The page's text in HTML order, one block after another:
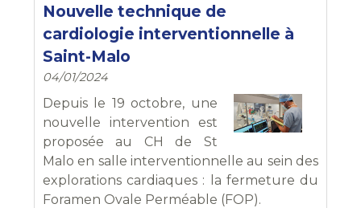
Nouvelle technique de
cardiologie interventionnelle à
Saint-Malo
04/01/2024
Depuis le 19 octobre, une
nouvelle intervention est
proposée au CH de St
Malo en salle interventionnelle au sein des
explorations cardiaques : la fermeture du
Foramen Ovale Perméable (FOP).